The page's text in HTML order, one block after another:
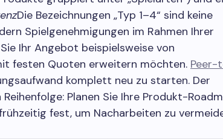
Die Bezeichnungen „Typ 1–4“ sind keine
Spielgenehmigungen im Rahmen Ihrer
Ihr Angebot beispielsweise von
festen Quoten erweitern möchten. Peer-
komplett neu zu starten. Der
Planen Sie Ihre Produkt-
fest, um Nacharbeiten zu